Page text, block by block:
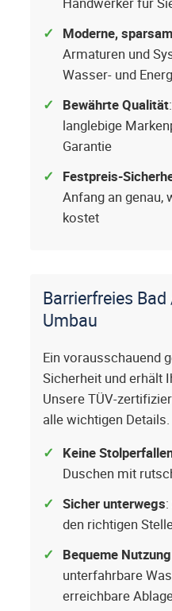
Moderne,
Armaturen und
Wasser- und
Bewährte Qualität
langlebige
Garantie
Festpreis-
Anfang an genau,
kostet
Barrierfreies
Umbau
Ein vorausschauend
Sicherheit und erhält
Unsere TÜV-
alle wichtigen Details.
Keine
Duschen mit
Sicher unterwegs
den richtigen
Bequeme Nutzung
unterfahrbare
erreichbare